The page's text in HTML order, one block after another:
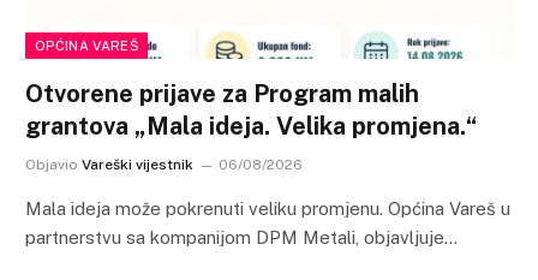
OPĆINA VAREŠ
Otvorene prijave za Program malih
grantova „Mala ideja. Velika promjena.“
Objavio Vareški vijestnik 06/08/2026
Mala ideja može pokrenuti veliku promjenu. Općina Vareš u
partnerstvu sa kompanijom DPM Metali, objavljuje…